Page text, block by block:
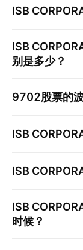
ISB
ISB
别是多少？
9702股票的
ISB
ISB
ISB
时候？